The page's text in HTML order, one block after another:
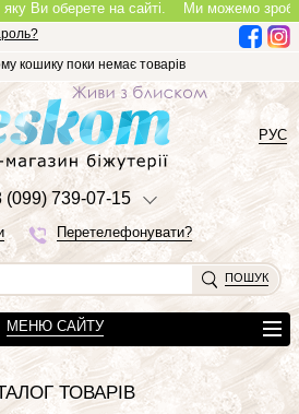
Ви оберете на сайті. Ми можемо
кошику поки немає товарів
(099) 739-07-15
Перетелефонувати?
РУС
ПОШУК
МЕНЮ САЙТУ
ТОВАРІВ